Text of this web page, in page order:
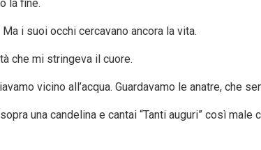
la fine.
i suoi occhi cercavano ancora la vita.
che mi stringeva il cuore.
vicino all’acqua. Guardavamo le anatre, che
una candelina e cantai “Tanti auguri” così